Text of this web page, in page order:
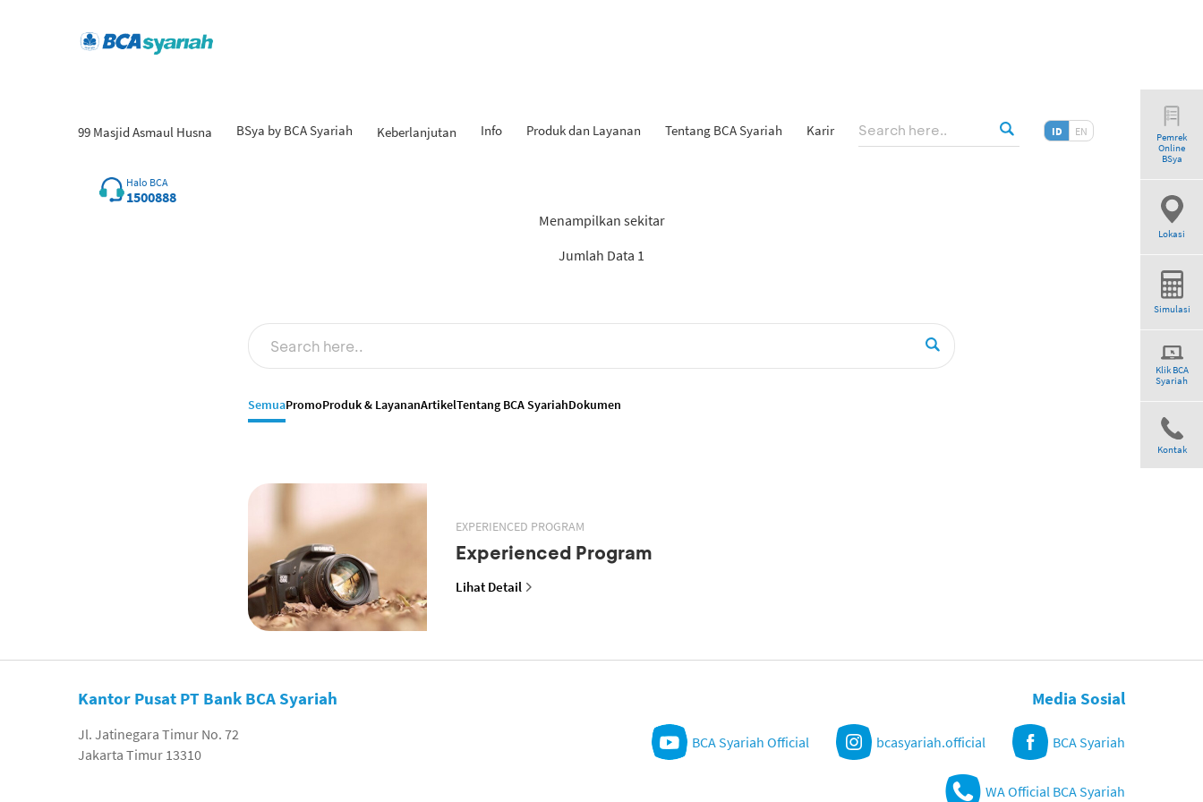
99 Masjid Asmaul Husna BSya by BCA Syariah Keberlanjutan Info Produk dan Layanan Tentang BCA Syariah Karir ID EN
Halo BCA
1500888
Pemrek
Online
BSya
Lokasi
Simulasi
Klik BCA
Syariah
Kontak
Menampilkan sekitar
Jumlah Data 1
SemuaPromoProduk & LayananArtikelTentang BCA SyariahDokumen
EXPERIENCED PROGRAM
Experienced Program
Lihat Detail
Kantor Pusat PT Bank BCA Syariah
Jl. Jatinegara Timur No. 72
Jakarta Timur 13310
Media Sosial
BCA Syariah Official bcasyariah.official BCA Syariah
WA Official BCA Syariah